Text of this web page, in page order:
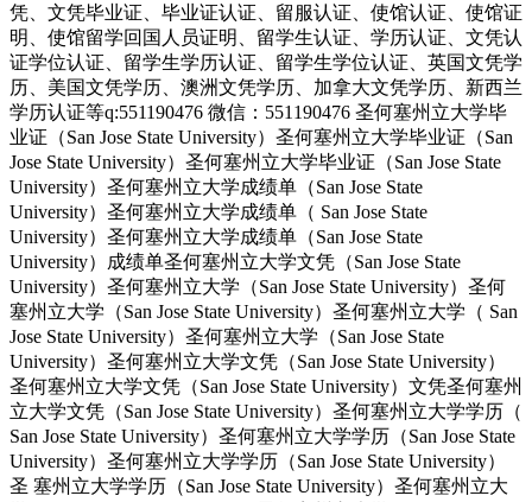
凭、文凭毕业证、毕业证认证、留服认证、使馆认证、使馆证
明、使馆留学回国人员证明、留学生认证、学历认证、文凭认
证学位认证、留学生学历认证、留学生学位认证、英国文凭学
历、美国文凭学历、澳洲文凭学历、加拿大文凭学历、新西兰
学历认证等q:551190476 微信：551190476 圣何塞州立大学毕
业证（San Jose State University）圣何塞州立大学毕业证（San
Jose State University）圣何塞州立大学毕业证（San Jose State
University）圣何塞州立大学成绩单（San Jose State
University）圣何塞州立大学成绩单（ San Jose State
University）圣何塞州立大学成绩单（San Jose State
University）成绩单圣何塞州立大学文凭（San Jose State
University）圣何塞州立大学（San Jose State University）圣何
塞州立大学（San Jose State University）圣何塞州立大学（ San
Jose State University）圣何塞州立大学（San Jose State
University）圣何塞州立大学文凭（San Jose State University）
圣何塞州立大学文凭（San Jose State University）文凭圣何塞州
立大学文凭（San Jose State University）圣何塞州立大学学历（
San Jose State University）圣何塞州立大学学历（San Jose State
University）圣何塞州立大学学历（San Jose State University）
圣 塞州立大学学历（San Jose State University）圣何塞州立大